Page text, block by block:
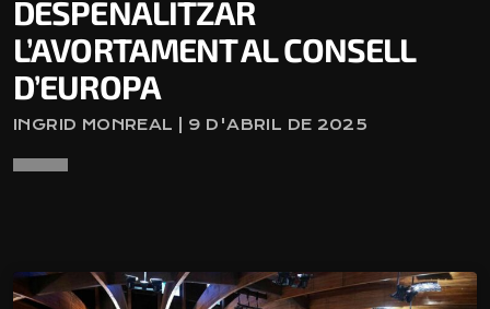
DESPENALITZAR
L’AVORTAMENT AL CONSELL
D’EUROPA
INGRID MONREAL | 9 D'ABRIL DE 2025